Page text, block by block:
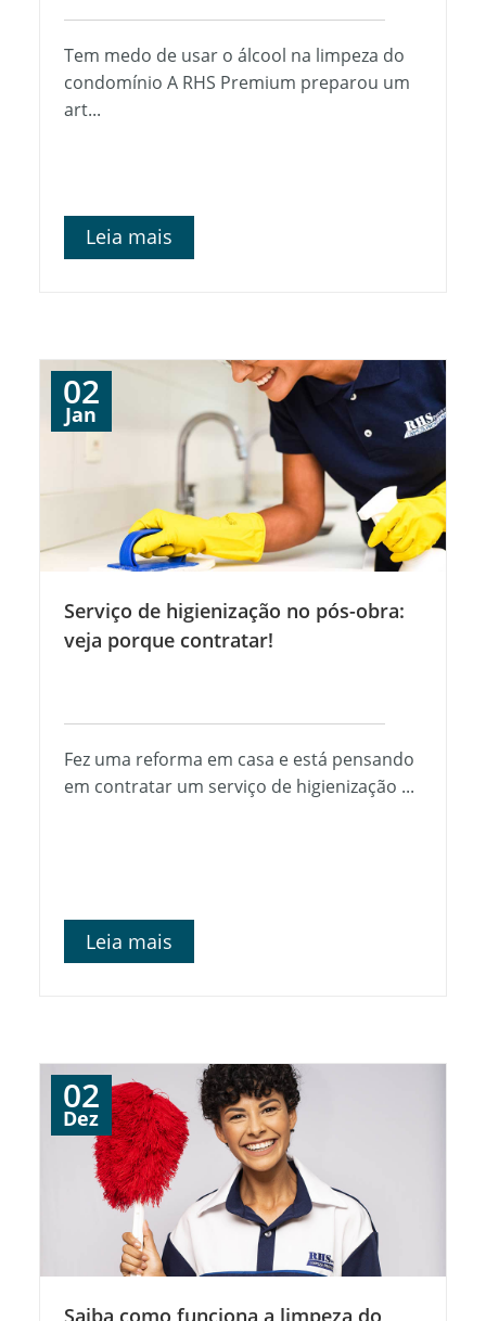
Tem medo de usar o álcool na limpeza do
condomínio A RHS Premium preparou um
art...
Leia mais
02
Jan
Serviço de higienização no pós-obra:
veja porque contratar!
Fez uma reforma em casa e está pensando
em contratar um serviço de higienização ...
Leia mais
02
Dez
Saiba como funciona a limpeza do